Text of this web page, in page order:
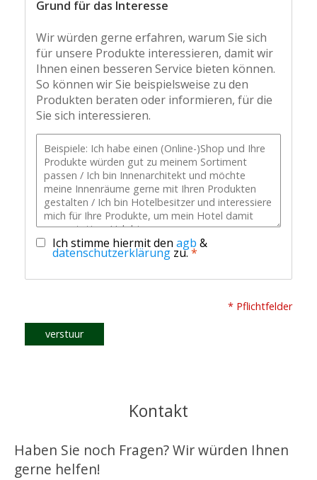
Grund für das Interesse
Wir würden gerne erfahren, warum Sie sich
für unsere Produkte interessieren, damit wir
Ihnen einen besseren Service bieten können.
So können wir Sie beispielsweise zu den
Produkten beraten oder informieren, für die
Sie sich interessieren.
Ich stimme hiermit den agb &
datenschutzerklärung zu.*
* Pflichtfelder
verstuur
Kontakt
Haben Sie noch Fragen? Wir würden Ihnen
gerne helfen!